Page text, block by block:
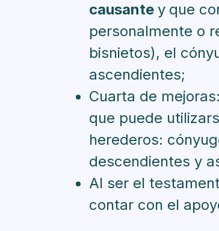
causante y que
personalmente o
bisnietos), el
ascendientes;
Cuarta de
que puede
herederos:
descendientes y
Al ser el
contar con el